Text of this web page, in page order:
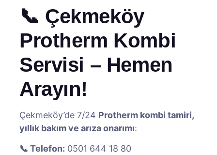
📞 Çekmeköy
Protherm Kombi
Servisi – Hemen
Arayın!
Çekmeköy’de 7/24 Protherm kombi tamiri,
yıllık bakım ve arıza onarımı:
📞 Telefon: 0501 644 18 80